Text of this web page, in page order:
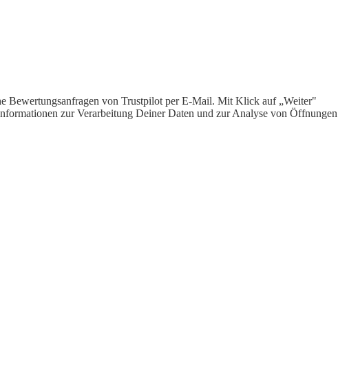
Bewertungsanfragen von Trustpilot per E-Mail. Mit Klick auf „Weiter"
zur Verarbeitung Deiner Daten und zur Analyse von Öffnungen